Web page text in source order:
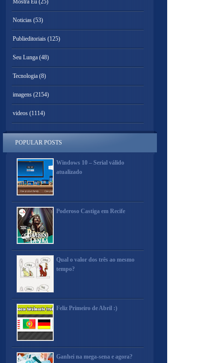
Mostra Eu (25)
Noticias (53)
Publieditoriais (125)
Seu Lunga (48)
Tecnologia (8)
imagens (2154)
videos (1114)
POPULAR POSTS
Windows 10 – Serial válido
atualizado
Poderoso Castiga em Recife
Qual o valor dos três ao mesmo
tempo?
Feliz Primeiro de Abril :)
Ganhei na mega-sena e agora?